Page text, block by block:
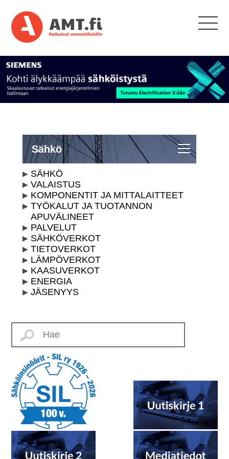
Sähkö
SÄHKÖ
VALAISTUS
KOMPONENTIT JA MITTALAITTEET
TYÖKALUT JA TUOTANNON
APUVÄLINEET
PALVELUT
SÄHKÖVERKOT
TIETOVERKOT
LÄMPÖVERKOT
KAASUVERKOT
ENERGIA
JÄSENYYS